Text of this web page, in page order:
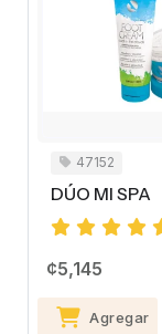
47152
DÚO MI SPA
¢5,145
Agregar